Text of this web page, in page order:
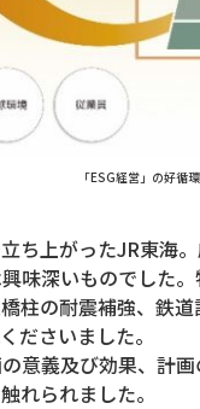
「ESG経営」の好循
ち上がったJR東海
味深いものでした
柱の耐震補強、鉄
ださいました。
意義及び効果、計
れられました。